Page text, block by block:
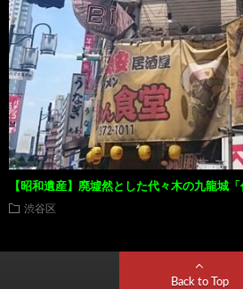
【昭和遺産】廃墟然とした代々木の九龍城「
渋谷区
Back to Top